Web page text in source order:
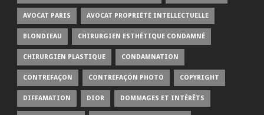
AVOCAT PARIS AVOCAT PROPRIÉTÉ INTELLECTUELLE
BLONDIEAU CHIRURGIEN ESTHÉTIQUE CONDAMNÉ
CHIRURGIEN PLASTIQUE CONDAMNATION
CONTREFAÇON CONTREFAÇON PHOTO COPYRIGHT
DIFFAMATION DIOR DOMMAGES ET INTÉRÊTS